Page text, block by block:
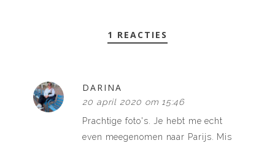
1 REACTIES
DARINA
20 april 2020 om 15:46
Prachtige foto's. Je hebt me echt
even meegenomen naar Parijs. Mis